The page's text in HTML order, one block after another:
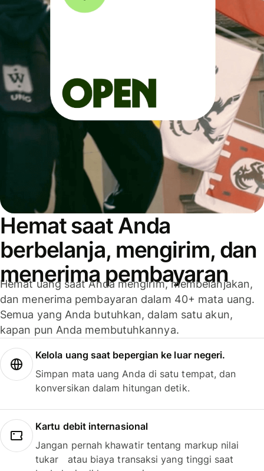
Hemat saat Anda
berbelanja, mengirim, dan
menerima pembayaran
Hemat uang saat Anda mengirim, membelanjakan,
dan menerima pembayaran dalam 40+ mata uang.
Semua yang Anda butuhkan, dalam satu akun,
kapan pun Anda membutuhkannya.
Kelola uang saat bepergian ke luar negeri.
Simpan mata uang Anda di satu tempat, dan
konversikan dalam hitungan detik.
Kartu debit internasional
Jangan pernah khawatir tentang markup nilai
tukar atau biaya transaksi yang tinggi saat